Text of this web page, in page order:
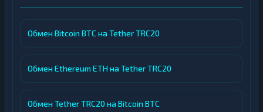
Обмен Bitcoin BTC на Tether TRC20
Обмен Ethereum ETH на Tether TRC20
Обмен Tether TRC20 на Bitcoin BTC